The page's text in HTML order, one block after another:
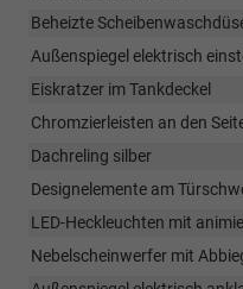
Beheizte
Außenspiegel elektrisch
Eiskratzer im Tankdeckel
Chromzierleisten an den
Dachreling silber
Designelemente am
LED-Heckleuchten mit
Nebelscheinwerfer mit